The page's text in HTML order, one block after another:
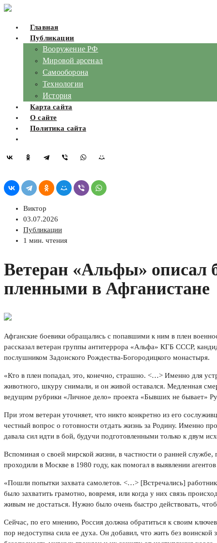
Skip
content
Главная
Публикации
Вооружение РФ
Мировой арсенал
Самооборона
Технологии
История
Карта сайта
О сайте
Политика сайта
Виктор
03.07.2026
Публикации
1 мин. чтения
Ветеран «Альфы» описал
пленными в Афганистане
Афганские боевики обращались с попавшими к ним в плен
рассказал ветеран группы антитеррора «Альфа» КГБ СССР,
послушником Задонского Рождества-Богородицкого монастыря.
«Кто в плен попадал, это, конечно, страшно. <…> Именно для
животного, шкуру снимали, и он живой оставался. Медленная
ведущим рубрики «Личное дело» проекта «Бывших не бывает»
При этом ветеран уточняет, что никто конкретно из его
честный вопрос о готовности отдать жизнь за Родину. Именно
давала сил идти в бой, будучи подготовленными только к двум
Вспоминая о своей мирской жизни, в частности о ранней
проходили в Москве в 1980 году, как помогал в выявлении
«Пошли попытки захвата самолетов. <…> [Встречались]
было захватить грамотно, вовремя, или когда у них связь
живым не достаться. Нужно было очень быстро действовать,
Сейчас, по его мнению, Россия должна обратиться к своим
пор недоступна сила ее духа. Он добавил, что жить без